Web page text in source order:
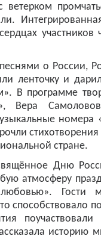
ветерком
участников
о России,
ленточку и
В программе
Вера
номера
стране.
Дню
атмосферу
Гости
способствовало
поучаствовали
историю